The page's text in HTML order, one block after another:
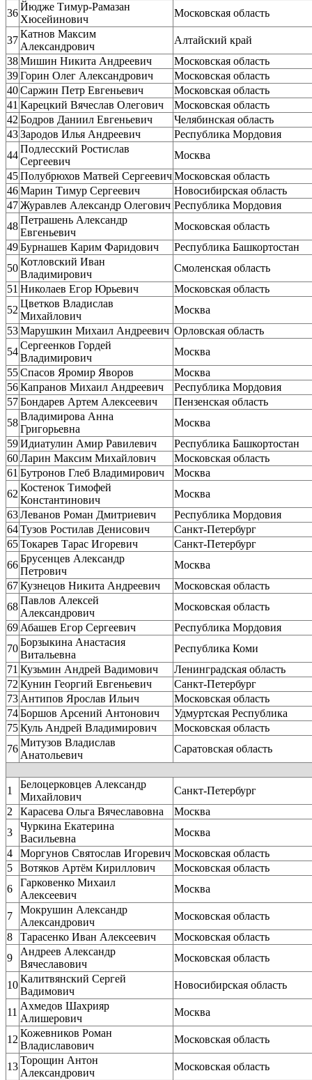
36
Йюдже Тимур-Рамазан
Хюсейинович
Московская область
37
Катнов Максим
Александрович
Алтайский край
38Мишин Никита Андреевич
Московская область
39Горин Олег Александрович
Московская область
40Саржин Петр Евгеньевич
Московская область
41 Карецкий Вячеслав Олегович
Московская область
42 Бодров Даниил Евгеньевич
Челябинская область
43Зародов Илья Андреевич
Республика Мордовия
44
Подлесский Ростислав
Сергеевич
Москва
45Полубрюхов Матвей СергеевичМосковская область
46Марин Тимур Сергеевич
Новосибирская область
47Журавлев Александр Олегович Республика Мордовия
48
Петрашень Александр
Евгеньевич
Московская область
49Бурнашев Карим Фаридович
Республика Башкортостан
50
Котловский Иван
Владимирович
Смоленская область
51 Николаев Егор Юрьевич
Московская область
52
Цветков Владислав
Михайлович
Москва
53Марушкин Михаил Андреевич Орловская область
54
Сергеенков Гордей
Владимирович
Москва
55Спасов Яромир Яворов
Москва
56Капранов Михаил Андреевич
Республика Мордовия
57Бондарев Артем Алексеевич
Пензенская область
58
Владимирова Анна
Григорьевна
Москва
59Идиатулин Амир Равилевич
Республика Башкортостан
60Ларин Максим Михайлович
Московская область
61 Бутронов Глеб Владимирович
Москва
62
Костенок Тимофей
Константинович
Москва
63Леванов Роман Дмитриевич
Республика Мордовия
64Тузов Ростилав Денисович
Санкт-Петербург
65Токарев Тарас Игоревич
Санкт-Петербург
66
Брусенцев Александр
Петрович
Москва
67Кузнецов Никита Андреевич
Московская область
68
Павлов Алексей
Александрович
Московская область
69 Абашев Егор Сергеевич
Республика Мордовия
70
Борзыкина Анастасия
Витальевна
Республика Коми
71 Кузьмин Андрей Вадимович
Ленинградская область
72 Кунин Георгий Евгеньевич
Санкт-Петербург
73 Антипов Ярослав Ильич
Московская область
74Боршов Арсений Антонович
Удмуртская Республика
75Куль Андрей Владимирович
Московская область
76
Митузов Владислав
Анатольевич
Саратовская область
1
Белоцерковцев Александр
Михайлович
Санкт-Петербург
2
Карасева Ольга Вячеславовна
Москва
3
Чуркина Екатерина
Васильевна
Москва
4
Моргунов Святослав Игоревич Московская область
5
Вотяков Артём Кириллович
Московская область
6
Гарковенко Михаил
Алексеевич
Москва
7
Мокрушин Александр
Александрович
Московская область
8
Тарасенко Иван Алексеевич
Московская область
9
Андреев Александр
Вячеславович
Московская область
10
Калитвянский Сергей
Вадимович
Новосибирская область
11
Ахмедов Шахрияр
Алишерович
Москва
12
Кожевников Роман
Владиславович
Московская область
13
Торощин Антон
Александрович
Московская область